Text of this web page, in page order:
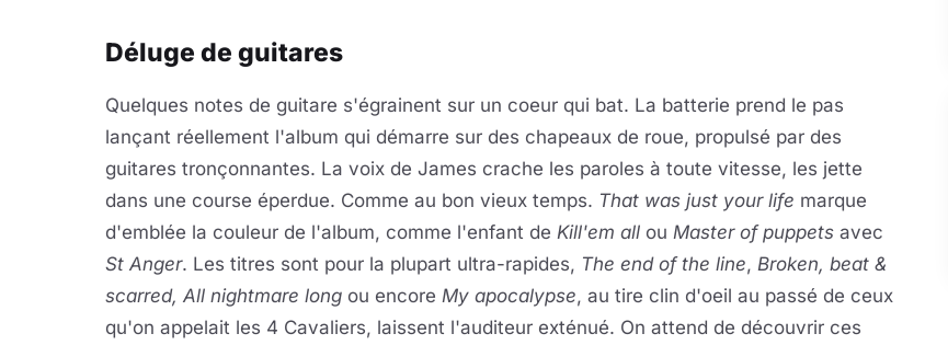
Déluge de guitares
Quelques notes de guitare s'égrainent sur un coeur qui bat. La batterie prend le pas
lançant réellement l'album qui démarre sur des chapeaux de roue, propulsé par des
guitares tronçonnantes. La voix de James crache les paroles à toute vitesse, les jette
dans une course éperdue. Comme au bon vieux temps. That was just your life marque
d'emblée la couleur de l'album, comme l'enfant de Kill'em all ou Master of puppets avec
St Anger. Les titres sont pour la plupart ultra-rapides, The end of the line, Broken, beat &
scarred, All nightmare long ou encore My apocalypse, au tire clin d'oeil au passé de ceux
qu'on appelait les 4 Cavaliers, laissent l'auditeur exténué. On attend de découvrir ces